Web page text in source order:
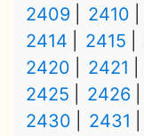
2409
2410
2414
2415
2420
2421
2425
2426
2430
2431